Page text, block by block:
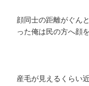
顔同士の距離がぐん
った俺は民の方へ顔
産毛が見えるくらい近